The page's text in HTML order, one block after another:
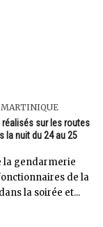
sur les routes
la nuit du 24 au 25
la gendarmerie
de la
la soirée et...